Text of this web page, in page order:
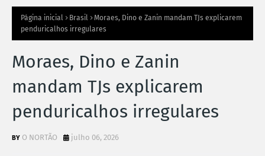
Página inicial Brasil
Moraes, Dino e Zanin mandam TJs explicarem
penduricalhos irregulares
Moraes, Dino e Zanin
mandam TJs explicarem
penduricalhos irregulares
O NORTÃO julho 06, 2026